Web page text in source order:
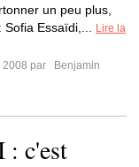
un peu plus,
Essaïdi,...
Lire la
2008 par
Benjamin
c'est